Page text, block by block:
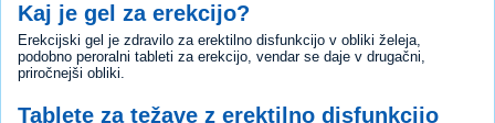
Kaj je gel za erekcijo?
Erekcijski gel je zdravilo za erektilno disfunkcijo v obliki želeja,
podobno peroralni tableti za erekcijo, vendar se daje v drugačni,
priročnejši obliki.
Tablete za težave z erektilno disfunkcijo